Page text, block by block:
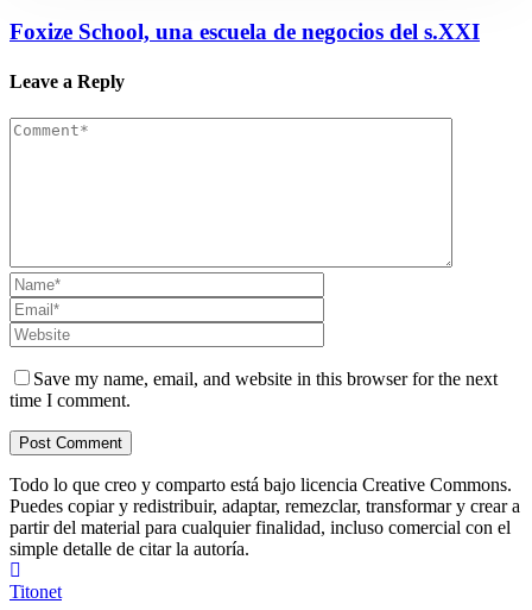
Foxize School, una escuela de negocios del s.XXI
Leave a Reply
Save my name, email, and website in this browser for the next
time I comment.
Todo lo que creo y comparto está bajo licencia Creative Commons.
Puedes copiar y redistribuir, adaptar, remezclar, transformar y crear a
partir del material para cualquier finalidad, incluso comercial con el
simple detalle de citar la autoría.
Titonet